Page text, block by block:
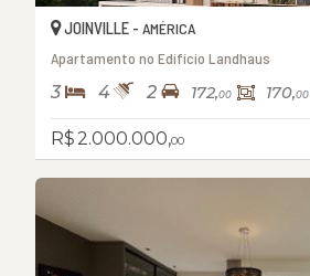
JOINVILLE - AMÉRICA
Apartamento no Edifício Landhaus
3 4 2 172,00 170,00
R$ 2.000.000,00